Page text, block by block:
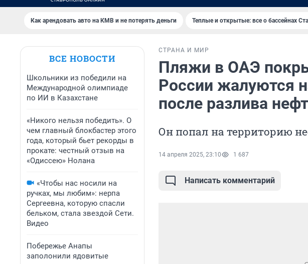
Как арендовать авто на КМВ и не потерять деньги Теплые и открытые: все о бассейнах
ВСЕ НОВОСТИ
Школьники из победили на
Международной олимпиаде
по ИИ в Казахстане
«Никого нельзя победить». О
чем главный блокбастер этого
года, который бьет рекорды в
прокате: честный отзыв на
«Одиссею» Нолана
«Чтобы нас носили на
ручках, мы любим»: нерпа
Сергеевна, которую спасли
бельком, стала звездой Сети.
Видео
Побережье Анапы
заполонили ядовитые
СТРАНА И МИР
Пляжи в ОАЭ
России жалуются
после разлива
Он попал на территорию
14 апреля 2025, 23:10 1 687
Написать комментарий